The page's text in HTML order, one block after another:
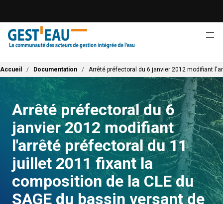
contenu
principal
Fil d'Ariane
Accueil Documentation Arrêté préfectoral du 6 janvier 2012 modifiant
Arrêté préfectoral du 6
janvier 2012 modifiant
l'arrêté préfectoral du 11
juillet 2011 fixant la
composition de la CLE du
SAGE du bassin versant de